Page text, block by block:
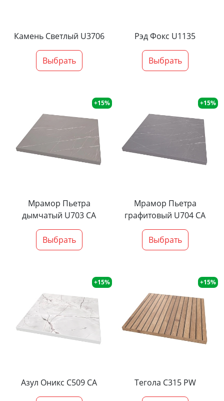
Камень Светлый U3706
Выбрать
Рэд Фокс U1135
Выбрать
+15%
Мрамор Пьетра
дымчатый U703 CA
Выбрать
+15%
Мрамор Пьетра
графитовый U704 CA
Выбрать
+15%
Азул Оникс С509 СА
+15%
Тегола С315 PW